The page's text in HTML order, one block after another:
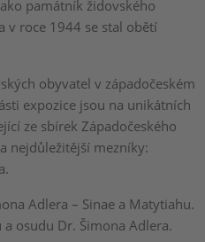
památník židovského
v roce 1944 se stal obětí
obyvatel v západočeském
expozice jsou na unikátních
ze sbírek Západočeského
nejdůležitější mezníky:
Adlera – Sinae a Matytiahu.
osudu Dr. Šimona Adlera.